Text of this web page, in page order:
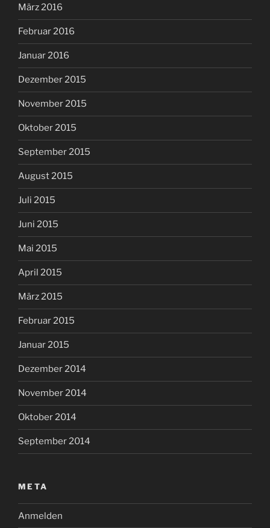
März 2016
Februar 2016
Januar 2016
Dezember 2015
November 2015
Oktober 2015
September 2015
August 2015
Juli 2015
Juni 2015
Mai 2015
April 2015
März 2015
Februar 2015
Januar 2015
Dezember 2014
November 2014
Oktober 2014
September 2014
META
Anmelden